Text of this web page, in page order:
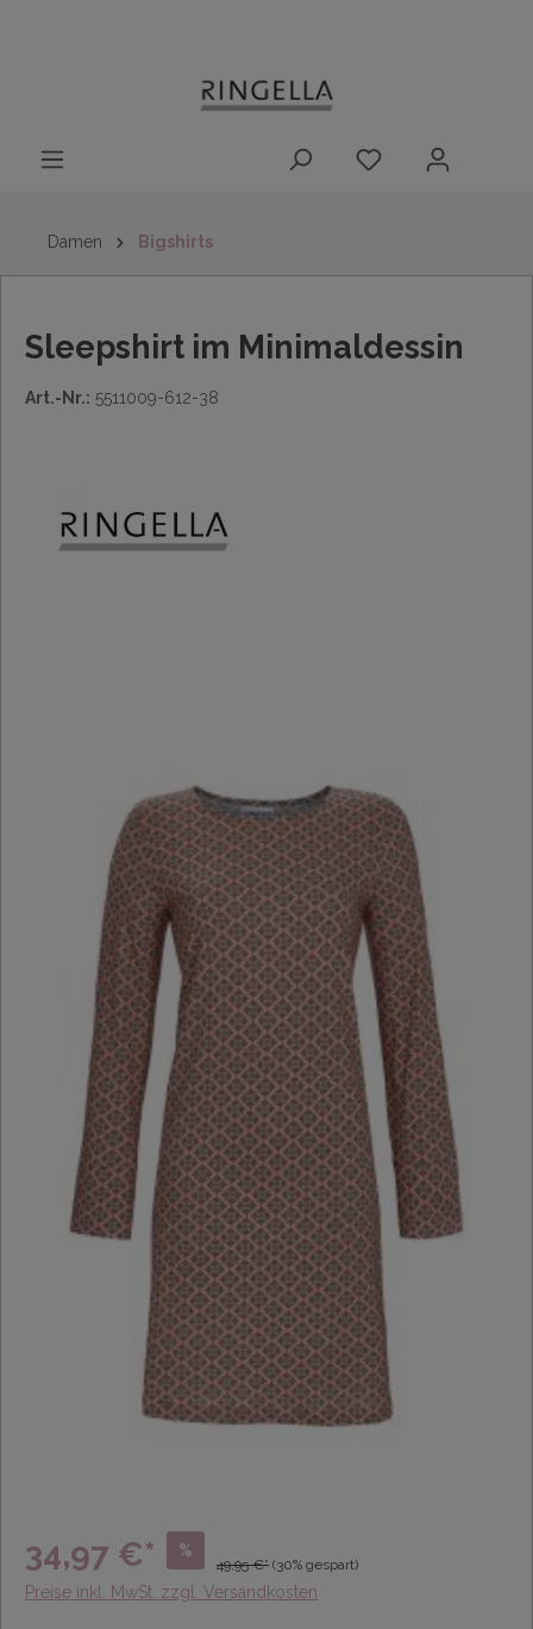
Damen Bigshirts
Sleepshirt im Minimaldessin
Art.-Nr.: 5511009-612-38
34,97 €* %
49,95 €* (30% gespart)
Preise inkl. MwSt. zzgl. Versandkosten